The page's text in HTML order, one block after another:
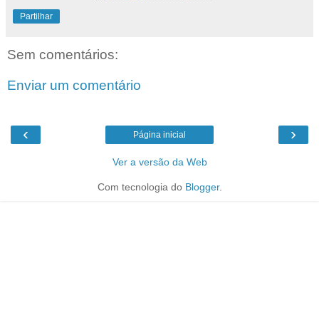
Partilhar
Sem comentários:
Enviar um comentário
‹ ›
Página inicial
Ver a versão da Web
Com tecnologia do Blogger.